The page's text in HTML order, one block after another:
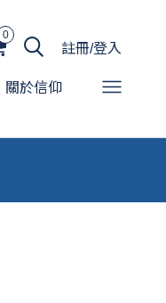
0
註冊/登入
關於信仰